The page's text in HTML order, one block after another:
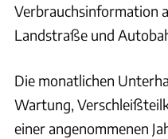
Verbrauchsinformation
Landstraße und
Die monatlichen
Wartung,
einer angenommenen